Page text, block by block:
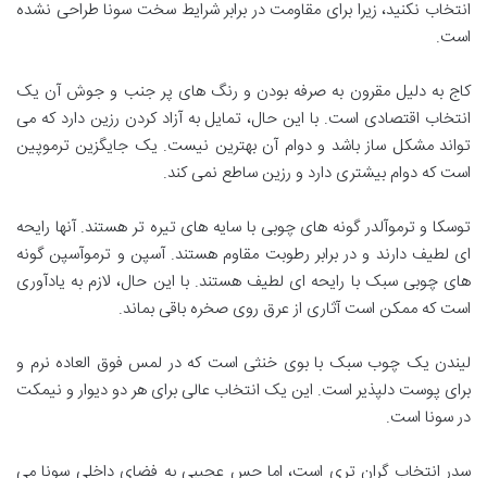
انتخاب نکنید، زیرا برای مقاومت در برابر شرایط سخت سونا طراحی نشده
است.
کاج به دلیل مقرون به صرفه بودن و رنگ های پر جنب و جوش آن یک
انتخاب اقتصادی است. با این حال، تمایل به آزاد کردن رزین دارد که می
تواند مشکل ساز باشد و دوام آن بهترین نیست. یک جایگزین ترموپین
است که دوام بیشتری دارد و رزین ساطع نمی کند.
توسکا و ترموآلدر گونه های چوبی با سایه های تیره تر هستند. آنها رایحه
ای لطیف دارند و در برابر رطوبت مقاوم هستند. آسپن و ترموآسپن گونه
های چوبی سبک با رایحه ای لطیف هستند. با این حال، لازم به یادآوری
است که ممکن است آثاری از عرق روی صخره باقی بماند.
لیندن یک چوب سبک با بوی خنثی است که در لمس فوق العاده نرم و
برای پوست دلپذیر است. این یک انتخاب عالی برای هر دو دیوار و نیمکت
در سونا است.
سدر انتخاب گران تری است، اما حس عجیبی به فضای داخلی سونا می